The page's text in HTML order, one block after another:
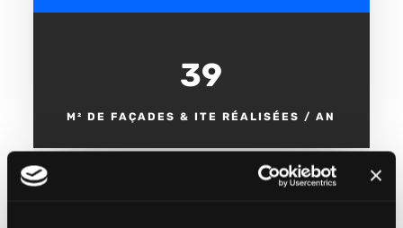
40 000
M² DE FAÇADES & ITE RÉALISÉES / AN